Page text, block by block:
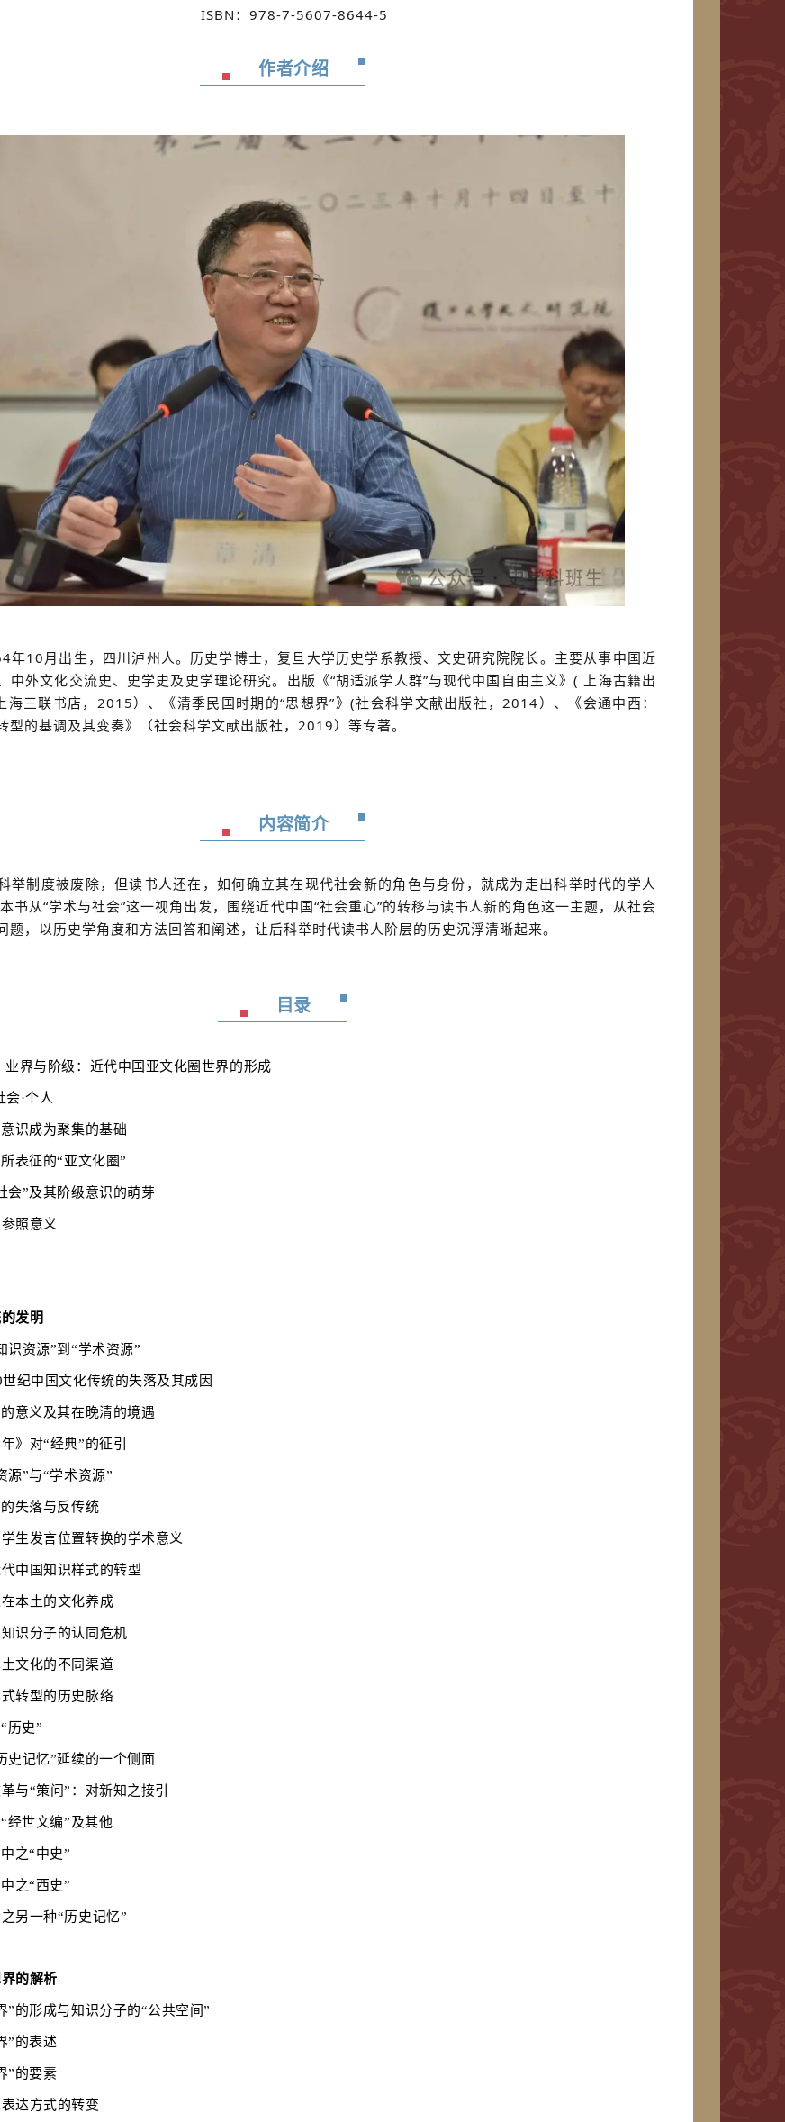
ISBN： 978-7-5607-8644-5
作者介绍
年10月出生，四川泸州人。历史学博士，复旦大学历史学系教授、文史研究院院长。主要从事中国近
中外文化交流史、史学史及史学理论研究。出版《“胡适派学人群”与现代中国自由主义》( 上海古籍出
海三联书店，2015）、《清季民国时期的“思想界”》(社会科学文献出版社，2014）、《会通中西：
型的基调及其变奏》（社会科学文献出版社，2019）等专著。
内容简介
举制度被废除，但读书人还在，如何确立其在现代社会新的角色与身份，就成为走出科举时代的学人
书从“学术与社会”这一视角出发，围绕近代中国“社会重心”的转移与读书人新的角色这一主题，从社会
题，以历史学角度和方法回答和阐述，让后科举时代读书人阶层的历史沉浮清晰起来。
目录
业界与阶级：近代中国亚文化圈世界的形成
会·个人
识成为聚集的基础
表征的“亚文化圈”
会”及其阶级意识的萌芽
照意义
发明
识资源”到“学术资源”
纪中国文化传统的失落及其成因
意义及其在晚清的境遇
》对“经典”的征引
源”与“学术资源”
失落与反传统
生发言位置转换的学术意义
中国知识样式的转型
本土的文化养成
识分子的认同危机
文化的不同渠道
转型的历史脉络
历史”
记忆”延续的一个侧面
与“策问”：对新知之接引
经世文编”及其他
之“中史”
之“西史”
另一种“历史记忆”
的解析
”的形成与知识分子的“公共空间”
”的表述
”的要素
达方式的转变